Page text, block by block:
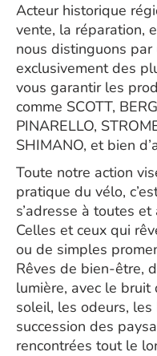
Acteur historique
vente, la réparation,
nous distinguons
exclusivement des
vous garantir les
comme SCOTT,
PINARELLO,
SHIMANO, et bien
Toute notre action
pratique du vélo,
s’adresse à toutes et
Celles et ceux qui
ou de simples
Rêves de bien-être,
lumière, avec le bruit
soleil, les odeurs,
succession des
rencontrées tout le